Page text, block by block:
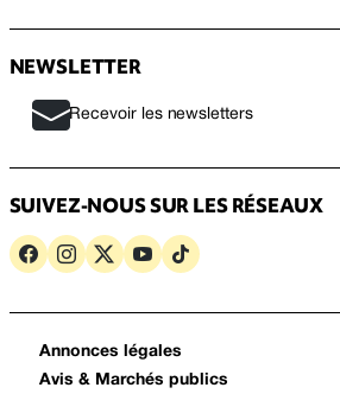
NEWSLETTER
Recevoir les newsletters
SUIVEZ-NOUS SUR LES RÉSEAUX
Annonces légales
Avis & Marchés publics